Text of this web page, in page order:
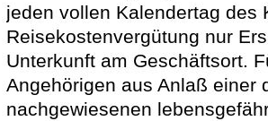
jeden vollen Kalendertag des
Reisekostenvergütung nur
Unterkunft am Geschäftsort.
Angehörigen aus Anlaß einer
nachgewiesenen